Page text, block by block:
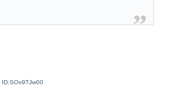
ID:SOx9TJw00